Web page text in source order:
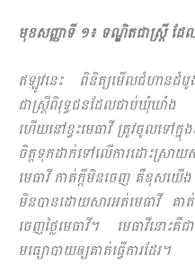
មុខសញ្ញាទី ១៖ ទណ្ឌិតជាស្ដ្រី ដ
ឥឡូវនេះ ពិនិត្យមើលជំហានដំ
ជាស្ដ្រីពិរុទ្ធជនដែលជាប់ឃុំឃាំ
ហើយនៅខ្វះមេធាវី ត្រូវចូលទៅ
ចិត្តទុកដាក់ទៅលើការដោះស្
មេធាវី កាត់ក្ដីមិនចេញ គឺខុសយើ
មិនបានដោយសារអត់មេធាវី គ
ចេញថ្លៃមេធាវី។ មេធាវីនោះគឺជ
មធ្យោបាយឲ្យគាត់ធ្វើការដែរ។